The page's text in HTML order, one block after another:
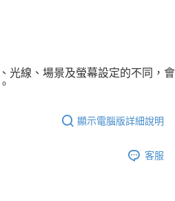
光線、場景及螢幕設定的不同，會
顯示電腦版詳細說明
客服